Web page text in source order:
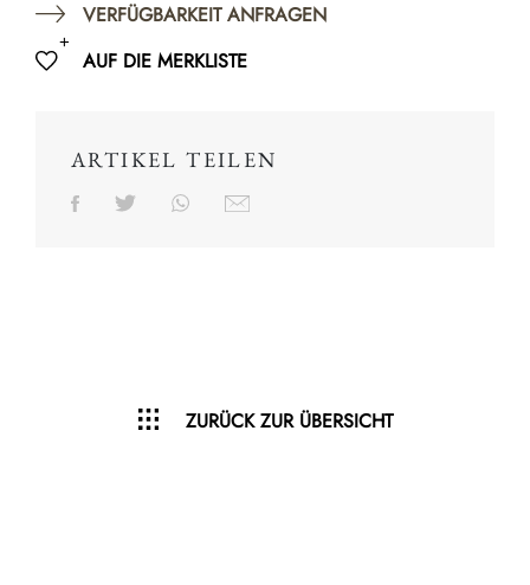
VERFÜGBARKEIT ANFRAGEN
AUF DIE MERKLISTE
ARTIKEL TEILEN
ZURÜCK ZUR ÜBERSICHT